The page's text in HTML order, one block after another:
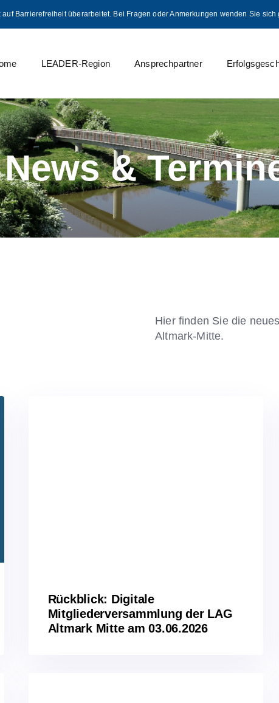
Barrierefreiheit überarbeitet. Bei Fragen oder Anmerkungen wenden Sie sich
LEADER-Region Ansprechpartner
News &
Hier finden Sie die
Altmark-Mitte.
Rückblick: Digitale
Mitgliederversammlung der LAG
Altmark Mitte am 03.06.2026